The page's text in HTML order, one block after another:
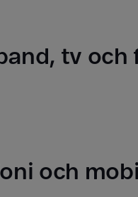
tv och
och